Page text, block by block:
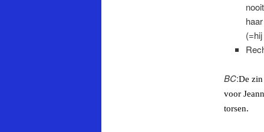
BC:De zin
voor
torsen.